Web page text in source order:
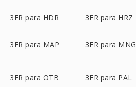
3FR para HDR 3FR para HRZ
3FR para MAP 3FR para MNG
3FR para OTB 3FR para PAL